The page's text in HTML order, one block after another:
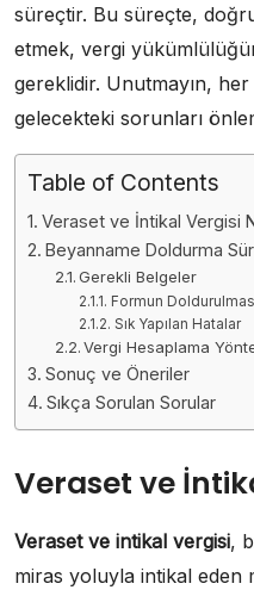
süreçtir. Bu süreçte,
etmek, vergi
gereklidir. Unutmayın,
gelecekteki sorunları
Table of Contents
Veraset ve İntikal Vergisi
Beyanname Doldurma
Gerekli Belgeler
Formun
Sık Yapılan Hatalar
Vergi Hesaplama
Sonuç ve Öneriler
Sıkça Sorulan Sorular
Veraset ve
Veraset ve intikal vergisi,
miras yoluyla intikal eden